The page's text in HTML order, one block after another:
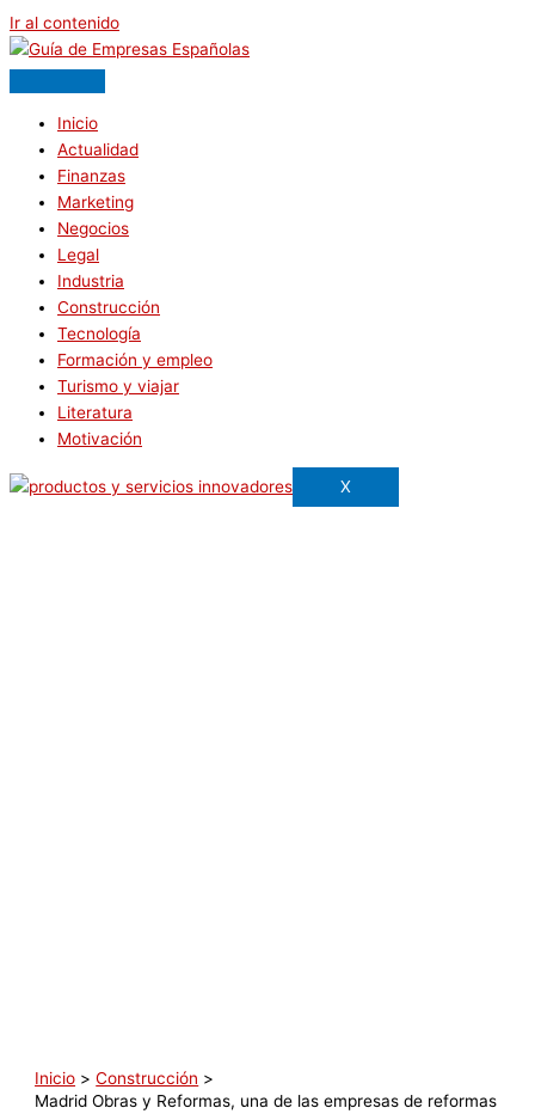
Ir al contenido
Inicio
Actualidad
Finanzas
Marketing
Negocios
Legal
Industria
Construcción
Tecnología
Formación y empleo
Turismo y viajar
Literatura
Motivación
X
Inicio
Construcción
Madrid Obras y Reformas, una de las empresas de reformas